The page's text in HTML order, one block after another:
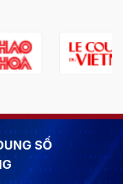
SỐ